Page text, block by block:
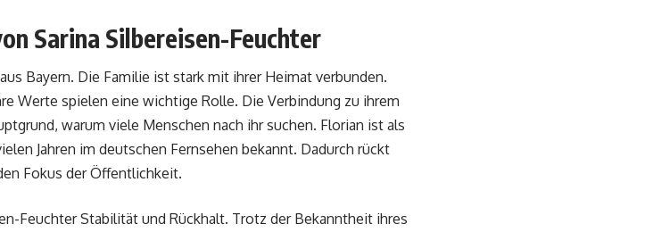
Sarina Silbereisen-Feuchter
Bayern. Die Familie ist stark mit ihrer Heimat verbunden.
Werte spielen eine wichtige Rolle. Die Verbindung zu ihrem
warum viele Menschen nach ihr suchen. Florian ist als
Jahren im deutschen Fernsehen bekannt. Dadurch rückt
Fokus der Öffentlichkeit.
Feuchter Stabilität und Rückhalt. Trotz der Bekanntheit ihres